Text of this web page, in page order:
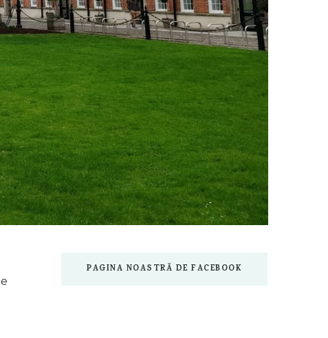
PAGINA NOASTRĂ DE FACEBOOK